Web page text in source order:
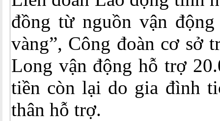
đồng từ nguồn vận
vàng”, Công đoàn cơ sở
Long vận động hỗ trợ
tiền còn lại do gia đình
thân hỗ trợ.